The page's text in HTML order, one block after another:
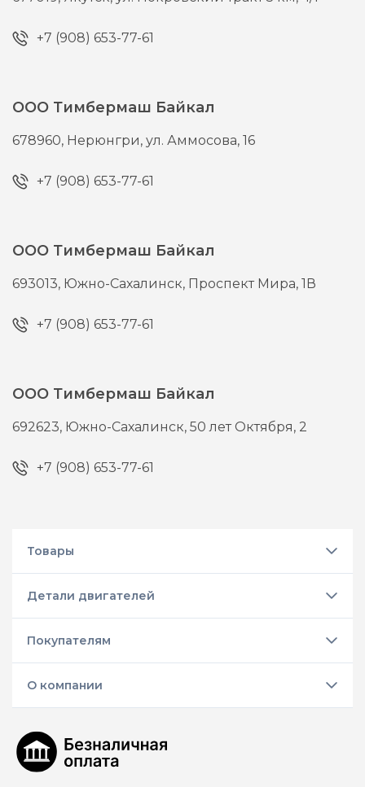
+7 (908) 653-77-61
ООО Тимбермаш Байкал
678960, Нерюнгри,ул. Аммосова, 16
+7 (908) 653-77-61
ООО Тимбермаш Байкал
693013, Южно-Сахалинск, Проспект Мира, 1В
+7 (908) 653-77-61
ООО Тимбермаш Байкал
692623, Южно-Сахалинск,50 лет Октября, 2
+7 (908) 653-77-61
Товары
Детали двигателей
Покупателям
О компании